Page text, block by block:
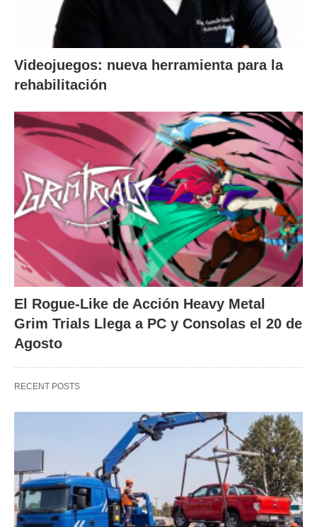
Videojuegos: nueva herramienta para la
rehabilitación
El Rogue-Like de Acción Heavy Metal
Grim Trials Llega a PC y Consolas el 20 de
Agosto
RECENT POSTS